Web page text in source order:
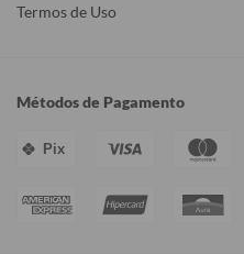
Termos de Uso
Métodos de Pagamento
Pix